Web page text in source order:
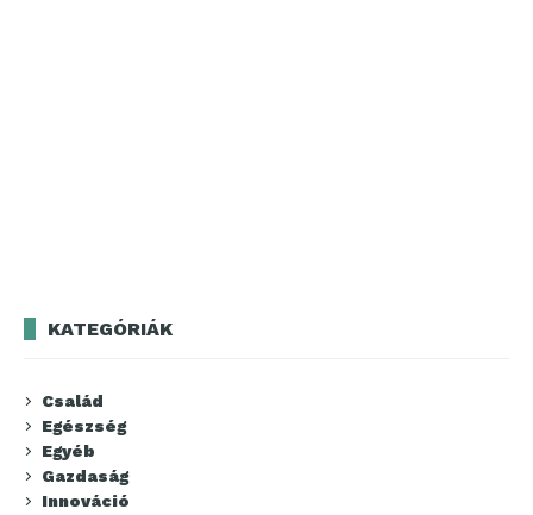
KATEGÓRIÁK
Család
Egészség
Egyéb
Gazdaság
Innováció